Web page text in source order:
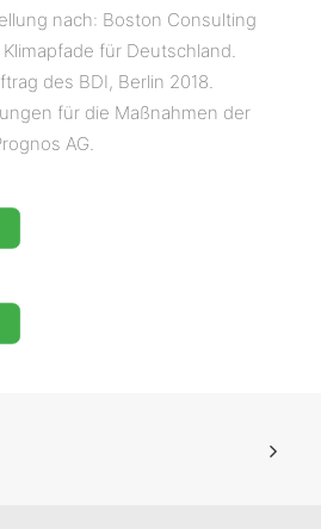
nach: Boston Consulting
für Deutschland.
des BDI, Berlin 2018.
für die Maßnahmen der
AG.